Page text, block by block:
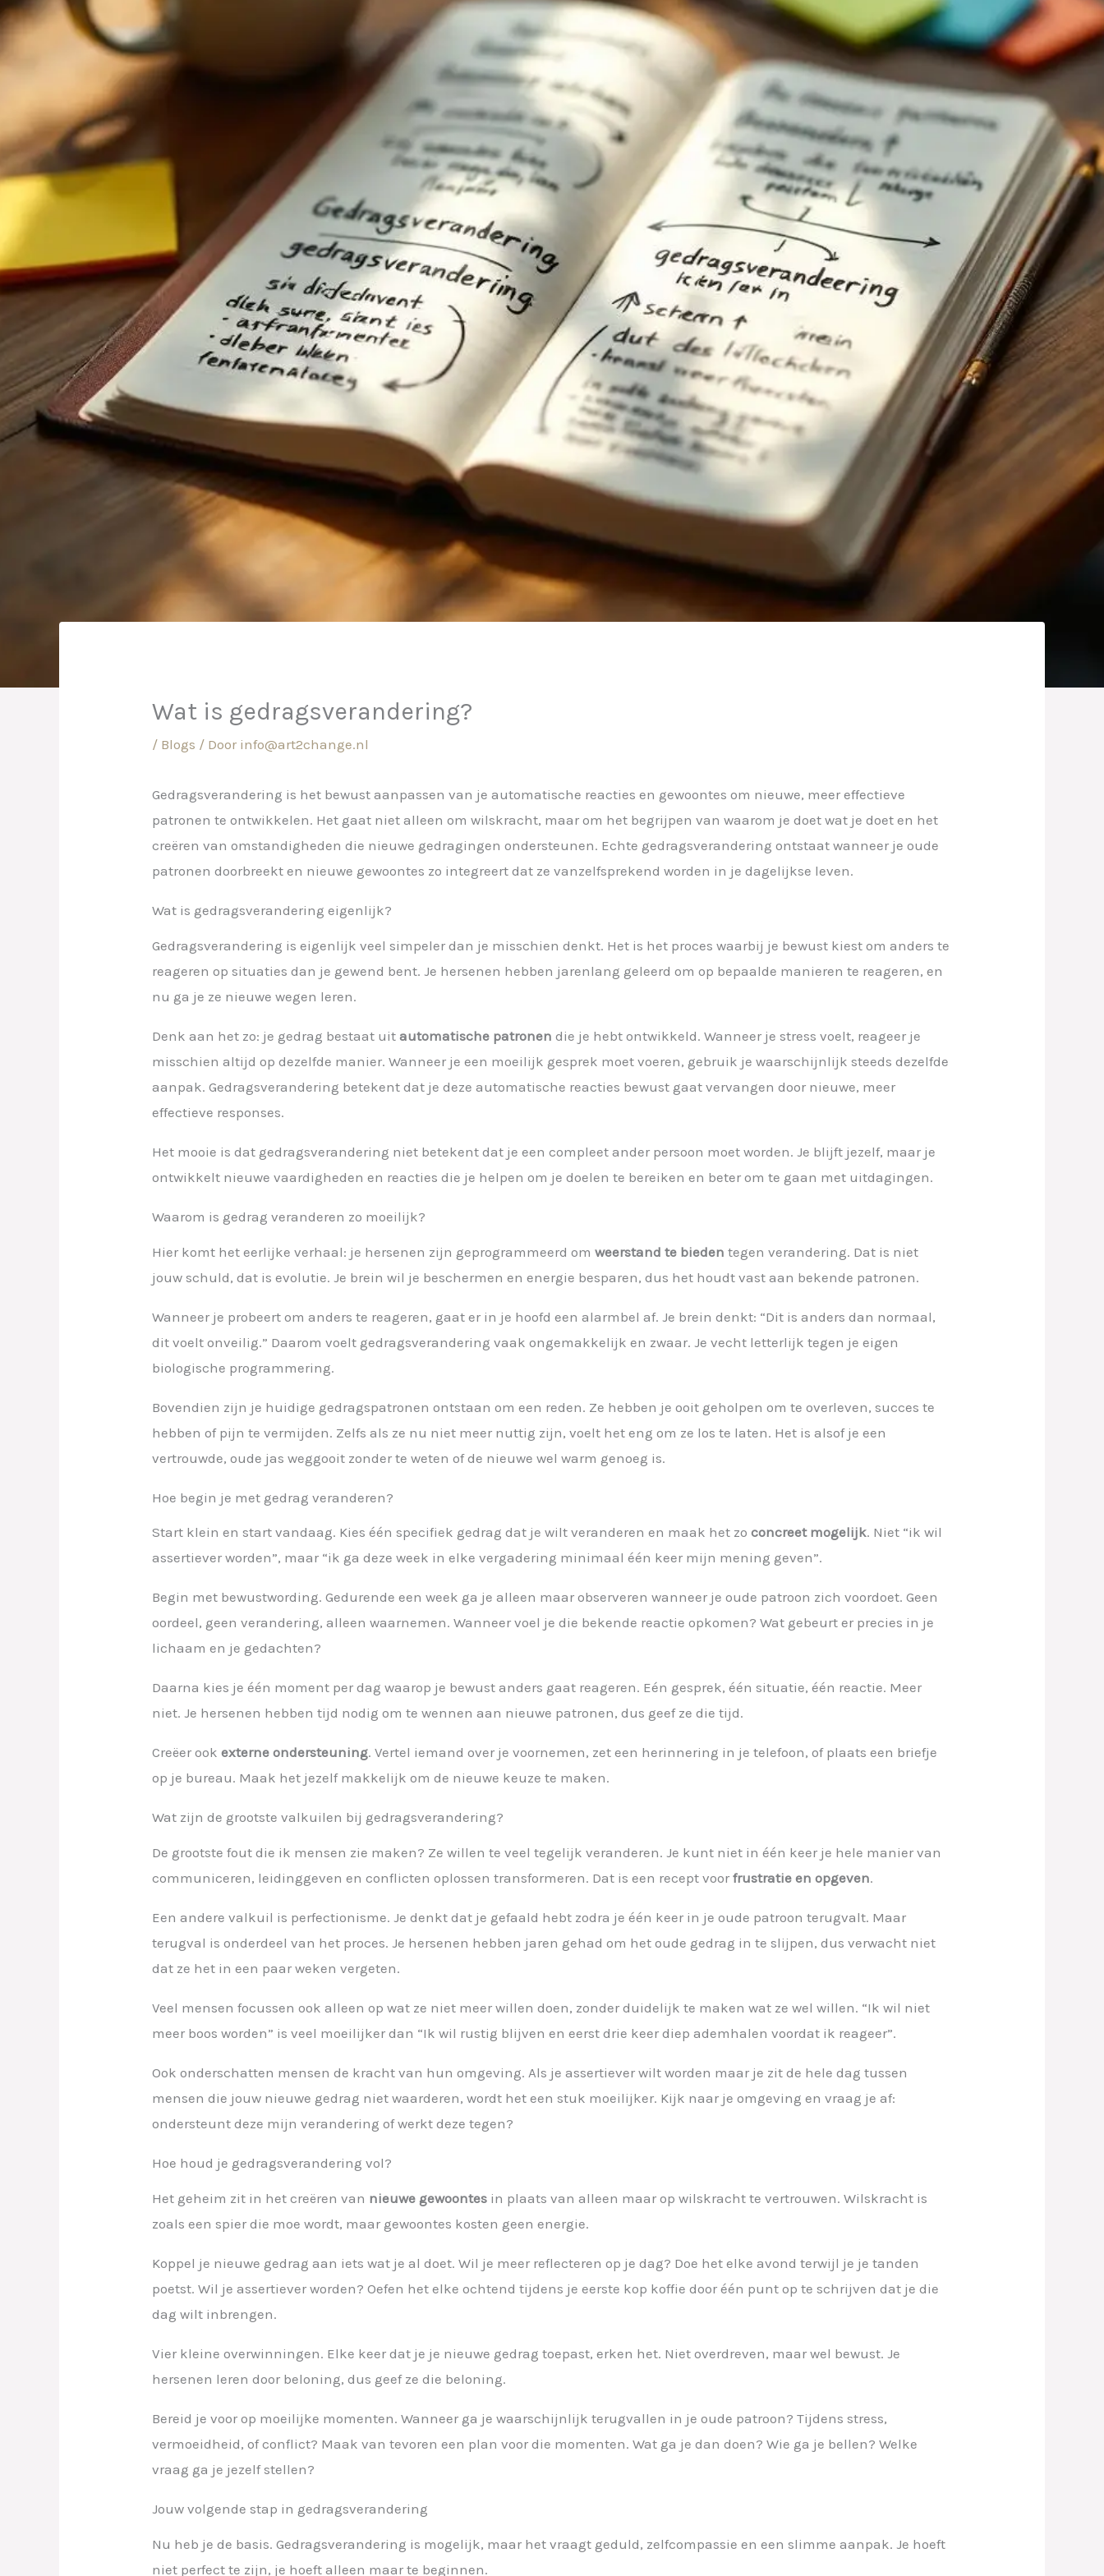
Wat is gedragsverandering?
/ Blogs / Door info@art2change.nl
Gedragsverandering is het bewust aanpassen van je automatische reacties en gewoontes om nieuwe, meer effectieve
patronen te ontwikkelen. Het gaat niet alleen om wilskracht, maar om het begrijpen van waarom je doet wat je doet en het
creëren van omstandigheden die nieuwe gedragingen ondersteunen. Echte gedragsverandering ontstaat wanneer je oude
patronen doorbreekt en nieuwe gewoontes zo integreert dat ze vanzelfsprekend worden in je dagelijkse leven.
Wat is gedragsverandering eigenlijk?
Gedragsverandering is eigenlijk veel simpeler dan je misschien denkt. Het is het proces waarbij je bewust kiest om anders te
reageren op situaties dan je gewend bent. Je hersenen hebben jarenlang geleerd om op bepaalde manieren te reageren, en
nu ga je ze nieuwe wegen leren.
Denk aan het zo: je gedrag bestaat uitautomatische patronen die je hebt ontwikkeld. Wanneer je stress voelt, reageer je
misschien altijd op dezelfde manier. Wanneer je een moeilijk gesprek moet voeren, gebruik je waarschijnlijk steeds dezelfde
aanpak. Gedragsverandering betekent dat je deze automatische reacties bewust gaat vervangen door nieuwe, meer
effectieve responses.
Het mooie is dat gedragsverandering niet betekent dat je een compleet ander persoon moet worden. Je blijft jezelf, maar je
ontwikkelt nieuwe vaardigheden en reacties die je helpen om je doelen te bereiken en beter om te gaan met uitdagingen.
Waarom is gedrag veranderen zo moeilijk?
Hier komt het eerlijke verhaal: je hersenen zijn geprogrammeerd omweerstand te bieden tegen verandering. Dat is niet
jouw schuld, dat is evolutie. Je brein wil je beschermen en energie besparen, dus het houdt vast aan bekende patronen.
Wanneer je probeert om anders te reageren, gaat er in je hoofd een alarmbel af. Je brein denkt: “Dit is anders dan normaal,
dit voelt onveilig.” Daarom voelt gedragsverandering vaak ongemakkelijk en zwaar. Je vecht letterlijk tegen je eigen
biologische programmering.
Bovendien zijn je huidige gedragspatronen ontstaan om een reden. Ze hebben je ooit geholpen om te overleven, succes te
hebben of pijn te vermijden. Zelfs als ze nu niet meer nuttig zijn, voelt het eng om ze los te laten. Het is alsof je een
vertrouwde, oude jas weggooit zonder te weten of de nieuwe wel warm genoeg is.
Hoe begin je met gedrag veranderen?
Start klein en start vandaag. Kies één specifiek gedrag dat je wilt veranderen en maak het zoconcreet mogelijk. Niet “ik wil
assertiever worden”, maar “ik ga deze week in elke vergadering minimaal één keer mijn mening geven”.
Begin met bewustwording. Gedurende een week ga je alleen maar observeren wanneer je oude patroon zich voordoet. Geen
oordeel, geen verandering, alleen waarnemen. Wanneer voel je die bekende reactie opkomen? Wat gebeurt er precies in je
lichaam en je gedachten?
Daarna kies je één moment per dag waarop je bewust anders gaat reageren. Eén gesprek, één situatie, één reactie. Meer
niet. Je hersenen hebben tijd nodig om te wennen aan nieuwe patronen, dus geef ze die tijd.
Creëer ookexterne ondersteuning. Vertel iemand over je voornemen, zet een herinnering in je telefoon, of plaats een briefje
op je bureau. Maak het jezelf makkelijk om de nieuwe keuze te maken.
Wat zijn de grootste valkuilen bij gedragsverandering?
De grootste fout die ik mensen zie maken? Ze willen te veel tegelijk veranderen. Je kunt niet in één keer je hele manier van
communiceren, leidinggeven en conflicten oplossen transformeren. Dat is een recept voorfrustratie en opgeven.
Een andere valkuil is perfectionisme. Je denkt dat je gefaald hebt zodra je één keer in je oude patroon terugvalt. Maar
terugval is onderdeel van het proces. Je hersenen hebben jaren gehad om het oude gedrag in te slijpen, dus verwacht niet
dat ze het in een paar weken vergeten.
Veel mensen focussen ook alleen op wat ze niet meer willen doen, zonder duidelijk te maken wat ze wel willen. “Ik wil niet
meer boos worden” is veel moeilijker dan “Ik wil rustig blijven en eerst drie keer diep ademhalen voordat ik reageer”.
Ook onderschatten mensen de kracht van hun omgeving. Als je assertiever wilt worden maar je zit de hele dag tussen
mensen die jouw nieuwe gedrag niet waarderen, wordt het een stuk moeilijker. Kijk naar je omgeving en vraag je af:
ondersteunt deze mijn verandering of werkt deze tegen?
Hoe houd je gedragsverandering vol?
Het geheim zit in het creëren van nieuwe gewoontes in plaats van alleen maar op wilskracht te vertrouwen. Wilskracht is
zoals een spier die moe wordt, maar gewoontes kosten geen energie.
Koppel je nieuwe gedrag aan iets wat je al doet. Wil je meer reflecteren op je dag? Doe het elke avond terwijl je je tanden
poetst. Wil je assertiever worden? Oefen het elke ochtend tijdens je eerste kop koffie door één punt op te schrijven dat je die
dag wilt inbrengen.
Vier kleine overwinningen. Elke keer dat je je nieuwe gedrag toepast, erken het. Niet overdreven, maar wel bewust. Je
hersenen leren door beloning, dus geef ze die beloning.
Bereid je voor op moeilijke momenten. Wanneer ga je waarschijnlijk terugvallen in je oude patroon? Tijdens stress,
vermoeidheid, of conflict? Maak van tevoren een plan voor die momenten. Wat ga je dan doen? Wie ga je bellen? Welke
vraag ga je jezelf stellen?
Jouw volgende stap in gedragsverandering
Nu heb je de basis. Gedragsverandering is mogelijk, maar het vraagt geduld, zelfcompassie en een slimme aanpak. Je hoeft
niet perfect te zijn, je hoeft alleen maar te beginnen.